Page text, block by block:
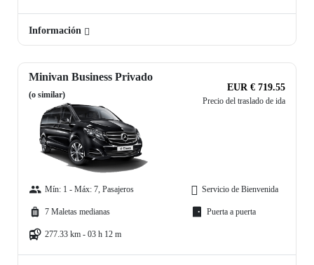
Información
Minivan Business Privado
(o similar)
EUR € 719.55
Precio del traslado de ida
Mín: 1 - Máx: 7, Pasajeros
7 Maletas medianas
277.33 km - 03 h 12 m
Servicio de Bienvenida
Puerta a puerta